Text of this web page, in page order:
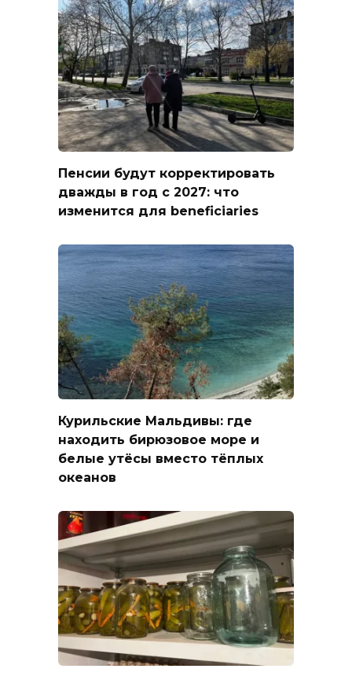
Пенсии будут корректировать
дважды в год с 2027: что
изменится для beneficiaries
Курильские Мальдивы: где
находить бирюзовое море и
белые утёсы вместо тёплых
океанов